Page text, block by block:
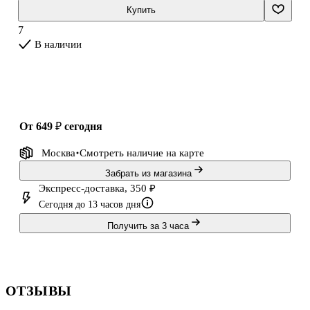
Купить
7
В наличии
от 649 ₽ сегодня
Москва Смотреть наличие на карте
Забрать из магазина
Экспресс-доставка, 350 ₽
Сегодня до 13 часов дня
Получить за 3 часа
ОТЗЫВЫ